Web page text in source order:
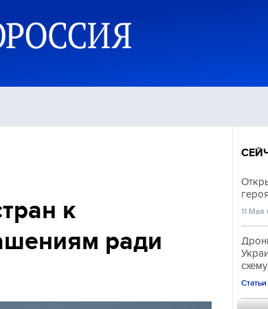
Происшествия
к
ради
11 Мая
Статьи